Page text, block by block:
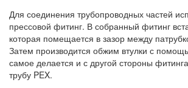
Для соединения трубопроводных частей
прессовой фитинг. В собранный фитинг
которая помещается в зазор между
Затем производится обжим втулки с
самое делается и с другой стороны
трубу PEX.